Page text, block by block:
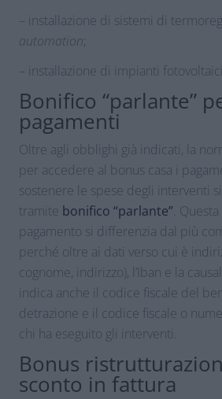
– installazione di sistemi di
automation;
– installazione di impianti fotovoltaici.
Bonifico “parlante”
pagamenti
Oltre agli obblighi già indicati, la
per accedere al bonus casa i
sostenere le spese degli interventi
tramite bonifico “parlante” .
pagamento si differenzia dal più
perché oltre ai dati verso cui è
cognome, indirizzo), l’Iban e la
indica anche il codice fiscale del
detrazione e il codice fiscale o
chi ha eseguito gli interventi.
Bonus
sconto in fattura